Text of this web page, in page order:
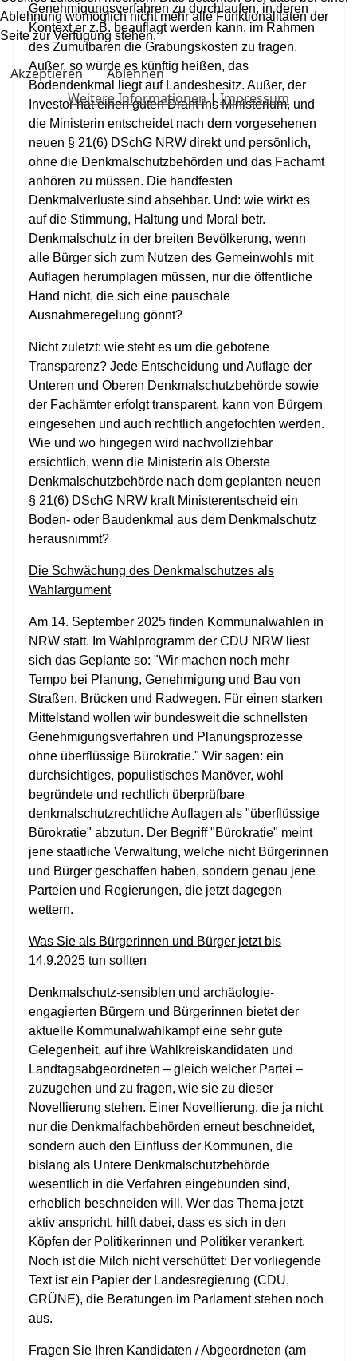
Genehmigungsverfahren zu durchlaufen, in deren
Kontext er z.B. beauflagt werden kann, im Rahmen
des Zumutbaren die Grabungskosten zu tragen.
Außer, so würde es künftig heißen, das
Bodendenkmal liegt auf Landesbesitz. Außer, der
Investor hat einen guten Draht ins Ministerium, und
die Ministerin entscheidet nach dem vorgesehenen
neuen § 21(6) DSchG NRW direkt und persönlich,
ohne die Denkmalschutzbehörden und das Fachamt
anhören zu müssen. Die handfesten
Denkmalverluste sind absehbar. Und: wie wirkt es
auf die Stimmung, Haltung und Moral betr.
Denkmalschutz in der breiten Bevölkerung, wenn
alle Bürger sich zum Nutzen des Gemeinwohls mit
Auflagen herumplagen müssen, nur die öffentliche
Hand nicht, die sich eine pauschale
Ausnahmeregelung gönnt?
Nicht zuletzt: wie steht es um die gebotene
Transparenz? Jede Entscheidung und Auflage der
Unteren und Oberen Denkmalschutzbehörde sowie
der Fachämter erfolgt transparent, kann von Bürgern
eingesehen und auch rechtlich angefochten werden.
Wie und wo hingegen wird nachvollziehbar
ersichtlich, wenn die Ministerin als Oberste
Denkmalschutzbehörde nach dem geplanten neuen
§ 21(6) DSchG NRW kraft Ministerentscheid ein
Boden- oder Baudenkmal aus dem Denkmalschutz
herausnimmt?
Die Schwächung des Denkmalschutzes als
Wahlargument
Am 14. September 2025 finden Kommunalwahlen in
NRW statt. Im Wahlprogramm der CDU NRW liest
sich das Geplante so: "Wir machen noch mehr
Tempo bei Planung, Genehmigung und Bau von
Straßen, Brücken und Radwegen. Für einen starken
Mittelstand wollen wir bundesweit die schnellsten
Genehmigungsverfahren und Planungsprozesse
ohne überflüssige Bürokratie." Wir sagen: ein
durchsichtiges, populistisches Manöver, wohl
begründete und rechtlich überprüfbare
denkmalschutzrechtliche Auflagen als "überflüssige
Bürokratie" abzutun. Der Begriff "Bürokratie" meint
jene staatliche Verwaltung, welche nicht Bürgerinnen
und Bürger geschaffen haben, sondern genau jene
Parteien und Regierungen, die jetzt dagegen
wettern.
Was Sie als Bürgerinnen und Bürger jetzt bis
14.9.2025 tun sollten
Denkmalschutz-sensiblen und archäologie-
engagierten Bürgern und Bürgerinnen bietet der
aktuelle Kommunalwahlkampf eine sehr gute
Gelegenheit, auf ihre Wahlkreiskandidaten und
Landtagsabgeordneten – gleich welcher Partei –
zuzugehen und zu fragen, wie sie zu dieser
Novellierung stehen. Einer Novellierung, die ja nicht
nur die Denkmalfachbehörden erneut beschneidet,
sondern auch den Einfluss der Kommunen, die
bislang als Untere Denkmalschutzbehörde
wesentlich in die Verfahren eingebunden sind,
erheblich beschneiden will. Wer das Thema jetzt
aktiv anspricht, hilft dabei, dass es sich in den
Köpfen der Politikerinnen und Politiker verankert.
Noch ist die Milch nicht verschüttet: Der vorliegende
Text ist ein Papier der Landesregierung (CDU,
GRÜNE), die Beratungen im Parlament stehen noch
aus.
Fragen Sie Ihren Kandidaten / Abgeordneten (am
Ablehnung womöglich nicht mehr alle Funktionalitäten der
Seite zur Verfügung stehen.
Akzeptieren
Ablehnen
Weitere Informationen|Impressum